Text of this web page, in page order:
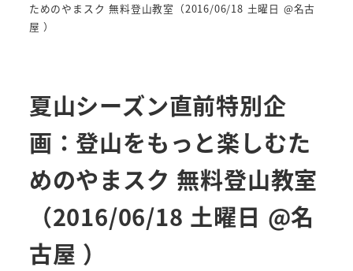
ためのやまスク 無料登山教室（2016/06/18 土曜日 @名古
屋 ）
夏山シーズン直前特別企
画：登山をもっと楽しむた
めのやまスク 無料登山教室
（2016/06/18 土曜日 @名
古屋 ）